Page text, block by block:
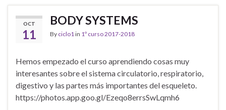
OCT
11
BODY SYSTEMS
By ciclo1in 1º curso 2017-2018
Hemos empezado el curso aprendiendo cosas muy
interesantes sobre el sistema circulatorio, respiratorio,
digestivo y las partes más importantes del esqueleto.
https://photos.app.goo.gl/Ezeqo8errsSwLqmh6